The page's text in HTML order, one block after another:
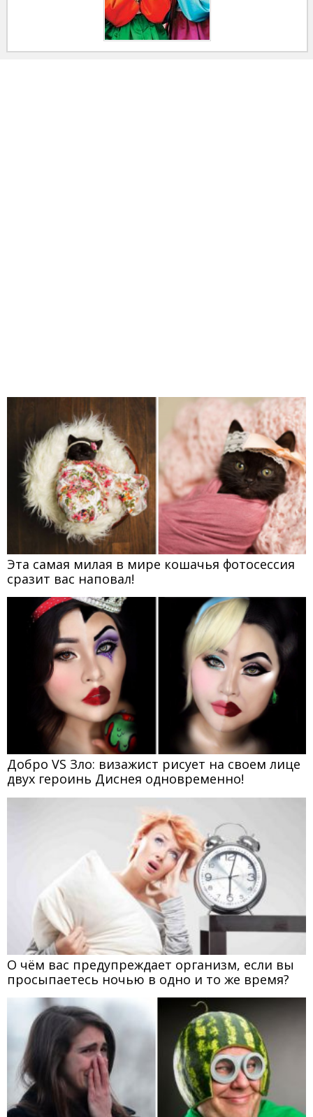
Эта самая милая в мире кошачья фотосессия
сразит вас наповал!
Добро VS Зло: визажист рисует на своем лице
двух героинь Диснея одновременно!
О чём вас предупреждает организм, если вы
просыпаетесь ночью в одно и то же время?